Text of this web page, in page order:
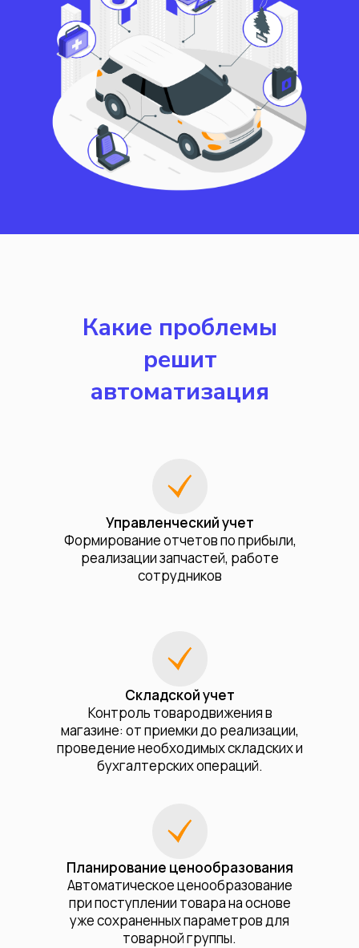
Какие проблемы
решит
автоматизация
Планирование ценообразования
Автоматическое ценообразование
при поступлении товара на основе
уже сохраненных параметров для
товарной группы.
Складской учет
Контроль товародвижения в
магазине: от приемки до реализации,
проведение необходимых складских и
бухгалтерских операций.
Управленческий учет
Формирование отчетов по прибыли,
реализации запчастей, работе
сотрудников